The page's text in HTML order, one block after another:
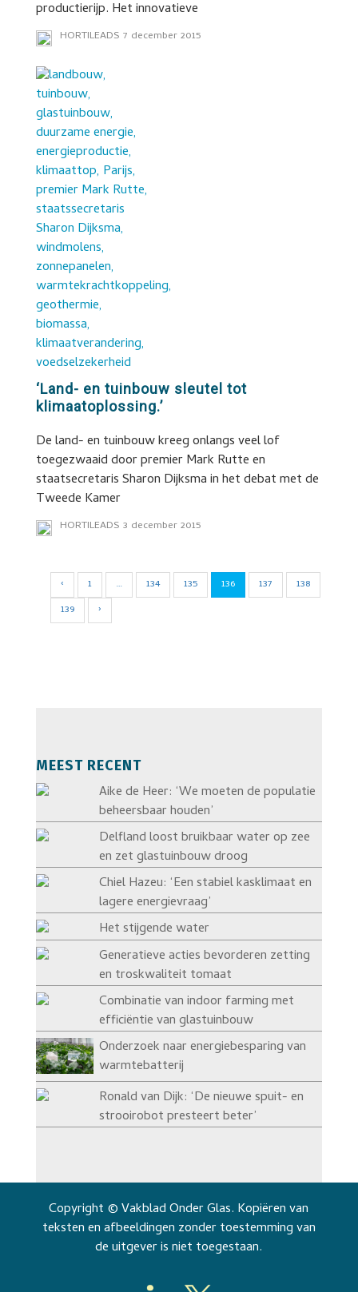
productierijp. Het innovatieve
HORTILEADS 7 december 2015
‘Land- en tuinbouw sleutel tot
klimaatoplossing.’
De land- en tuinbouw kreeg onlangs veel lof
toegezwaaid door premier Mark Rutte en
staatsecretaris Sharon Dijksma in het debat met de
Tweede Kamer
HORTILEADS 3 december 2015
‹ 1 … 134 135 136 137
138
139
›
MEEST RECENT
Aike de Heer: ‘We moeten de populatie
beheersbaar houden’
Delfland loost bruikbaar water op zee
en zet glastuinbouw droog
Chiel Hazeu: ‘Een stabiel kasklimaat en
lagere energievraag’
Het stijgende water
Generatieve acties bevorderen zetting
en troskwaliteit tomaat
Combinatie van indoor farming met
efficiëntie van glastuinbouw
Onderzoek naar energiebesparing van
warmtebatterij
Ronald van Dijk: ‘De nieuwe spuit- en
strooirobot presteert beter’
Copyright © Vakblad Onder Glas. Kopiëren van
teksten en afbeeldingen zonder toestemming van
de uitgever is niet toegestaan.